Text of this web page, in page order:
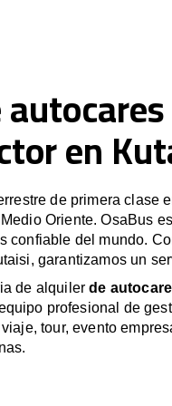
en
de primera clase
Oriente. OsaBus
confiable del mundo.
garantizamos un
de alquilerde
profesional de
tour, evento